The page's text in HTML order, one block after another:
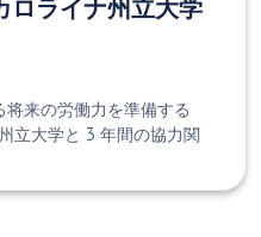
ロライナ州立大学
来の労働力を準備する
立大学と 3 年間の協力関